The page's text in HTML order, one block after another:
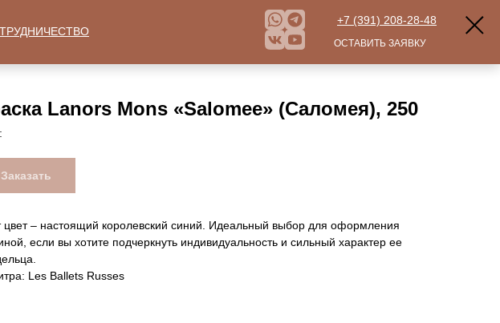
Lanors Mons «Salomee» (Саломея), 250
Заказать
цвет – настоящий королевский синий. Идеальный выбор для оформления
если вы хотите подчеркнуть индивидуальность и сильный характер ее
Les Ballets Russes
+7 (391) 208-28-48
ОСТАВИТЬ ЗАЯВКУ